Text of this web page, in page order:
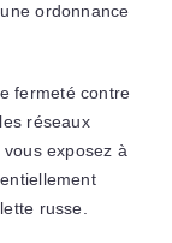
ordonnance
fermeté contre
réseaux
exposez à
russe.